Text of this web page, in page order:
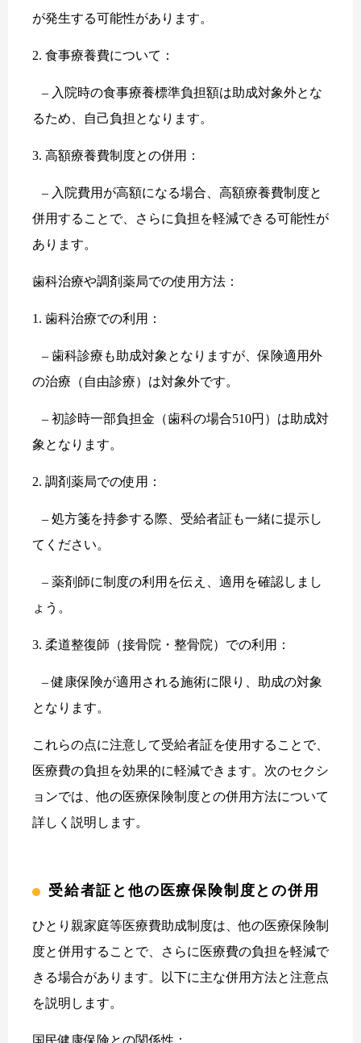
が発生する可能性があります。
2. 食事療養費について：
– 入院時の食事療養標準負担額は助成対象外とな
るため、自己負担となります。
3. 高額療養費制度との併用：
– 入院費用が高額になる場合、高額療養費制度と
併用することで、さらに負担を軽減できる可能性が
あります。
歯科治療や調剤薬局での使用方法：
1. 歯科治療での利用：
– 歯科診療も助成対象となりますが、保険適用外
の治療（自由診療）は対象外です。
– 初診時一部負担金（歯科の場合510円）は助成対
象となります。
2. 調剤薬局での使用：
– 処方箋を持参する際、受給者証も一緒に提示し
てください。
– 薬剤師に制度の利用を伝え、適用を確認しまし
ょう。
3. 柔道整復師（接骨院・整骨院）での利用：
– 健康保険が適用される施術に限り、助成の対象
となります。
これらの点に注意して受給者証を使用することで、
医療費の負担を効果的に軽減できます。次のセクシ
ョンでは、他の医療保険制度との併用方法について
詳しく説明します。
受給者証と他の医療保険制度との併用
ひとり親家庭等医療費助成制度は、他の医療保険制
度と併用することで、さらに医療費の負担を軽減で
きる場合があります。以下に主な併用方法と注意点
を説明します。
国民健康保険との関係性：